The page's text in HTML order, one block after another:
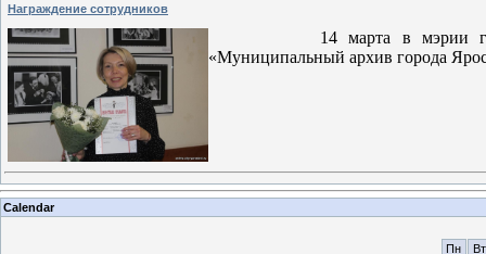
Награждение сотрудников
14 марта в мэрии города
«Муниципальный архив города
Calendar
Пн Вт